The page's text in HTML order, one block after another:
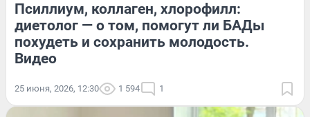
Псиллиум, коллаген, хлорофилл:
диетолог — о том, помогут ли БАДы
похудеть и сохранить молодость.
Видео
25 июня, 2026, 12:30 1 594 1